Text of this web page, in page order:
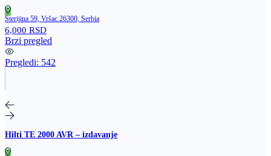
Sterijina 59, Vršac 26300, Serbia
6,000 RSD
Brzi pregled
Pregledi: 542
Hilti TE 2000 AVR – izdavanje